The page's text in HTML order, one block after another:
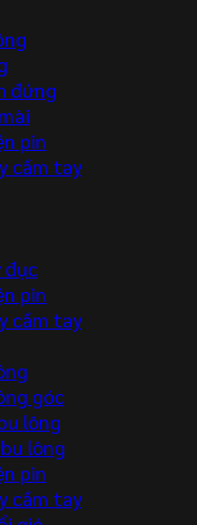
đứng
pin
cầm tay
đục
pin
cầm tay
góc
lông
lông
pin
cầm tay